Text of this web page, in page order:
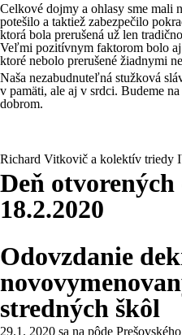
Celkové dojmy a ohlasy sme mali
potešilo a taktiež zabezpečilo
ktorá bola prerušená už len
Veľmi pozitívnym faktorom bolo
ktoré nebolo prerušené žiadnymi
Naša nezabudnuteľná stužková
v pamäti, ale aj v srdci. Budeme
dobrom.
Richard Vitkovič a kolektív triedy
Deň
18.2.2020
Odovzdanie
stredných škôl
29.1. 2020 sa na pôde